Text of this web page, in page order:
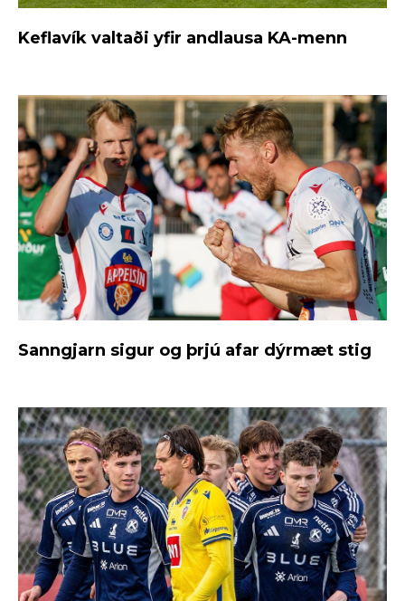
Keflavík valtaði yfir andlausa KA-menn
Sanngjarn sigur og þrjú afar dýrmæt stig